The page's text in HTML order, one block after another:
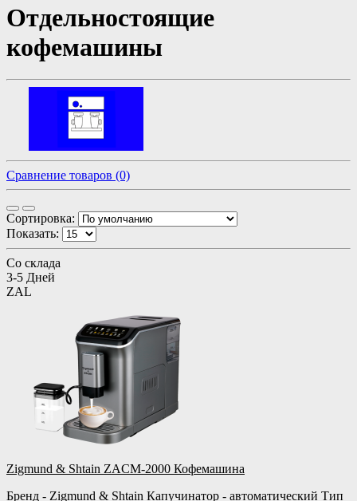
Отдельностоящие
кофемашины
Сравнение товаров (0)
Сортировка:
Показать:
Со склада
3-5 Дней
ZAL
Zigmund & Shtain ZACM‑2000 Кофемашина
Бренд - Zigmund & Shtain Капучинатор - автоматический Тип